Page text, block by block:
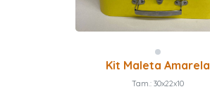
Kit Maleta Amarela
Tam.: 30x22x10